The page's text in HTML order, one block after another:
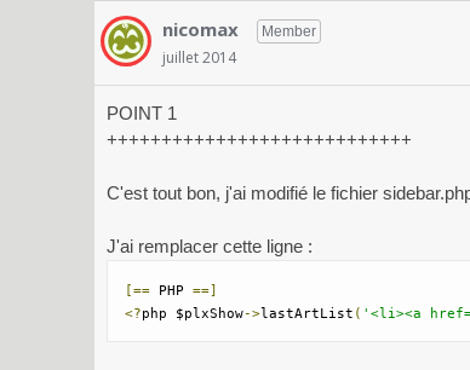
nicomax Member
juillet 2014
POINT 1
++++++++++++++++++++++++++++
C'est tout bon, j'ai modifié le fichier
J'ai remplacer cette ligne :
[== PHP ==]
<?php $plxShow->lastArtList ( '<li><a